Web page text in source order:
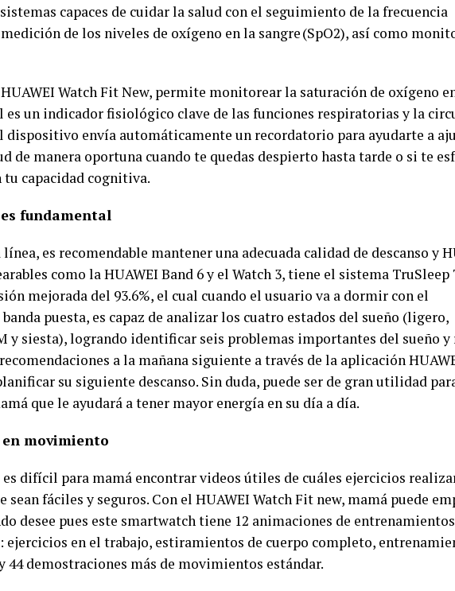
capaces de cuidar la salud con el seguimiento de la frecuencia
medición de los niveles de oxígeno en la sangre (SpO2), así como
Watch Fit New, permite monitorear la saturación de oxígeno
es un indicador fisiológico clave de las funciones respiratorias y la
dispositivo envía automáticamente un recordatorio para ayudarte a
de manera oportuna cuando te quedas despierto hasta tarde o si te
tu capacidad cognitiva.
fundamental
es recomendable mantener una adecuada calidad de descanso y
como la HUAWEI Band 6 y el Watch 3, tiene el sistema TruSleep
mejorada del 93.6%, el cual cuando el usuario va a dormir con el
puesta, es capaz de analizar los cuatro estados del sueño (ligero,
y siesta), logrando identificar seis problemas importantes del sueño
a la mañana siguiente a través de la aplicación
su siguiente descanso. Sin duda, puede ser de gran utilidad
que le ayudará a tener mayor energía en su día a día.
movimiento
es difícil para mamá encontrar videos útiles de cuáles ejercicios
sean fáciles y seguros. Con el HUAWEI Watch Fit new, mamá puede
desee pues este smartwatch tiene 12 animaciones de entrenamientos
ejercicios en el trabajo, estiramientos de cuerpo completo,
44 demostraciones más de movimientos estándar.